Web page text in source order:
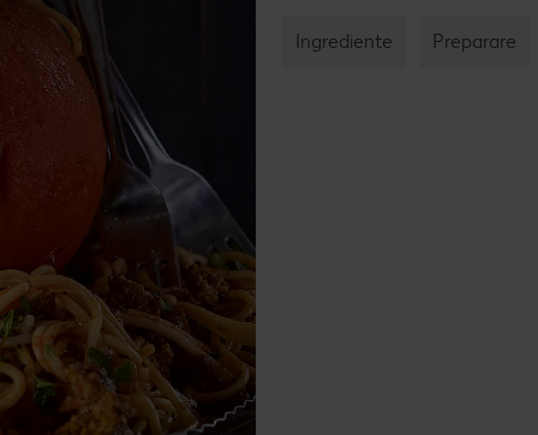
Ingrediente Preparare